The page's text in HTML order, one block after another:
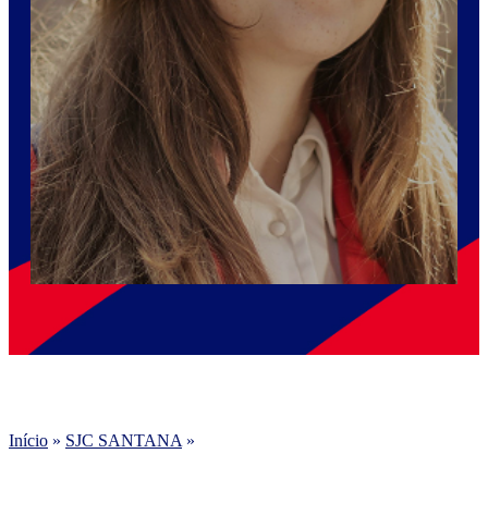
Início » SJC SANTANA »